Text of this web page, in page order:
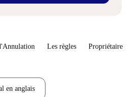
Les règles Propriétaire
en anglais